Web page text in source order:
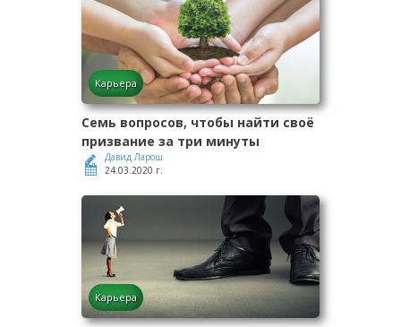
Карьера
Семь вопросов, чтобы найти своё
призвание за три минуты
Давид Ларош
24.03.2020 г.
Карьера